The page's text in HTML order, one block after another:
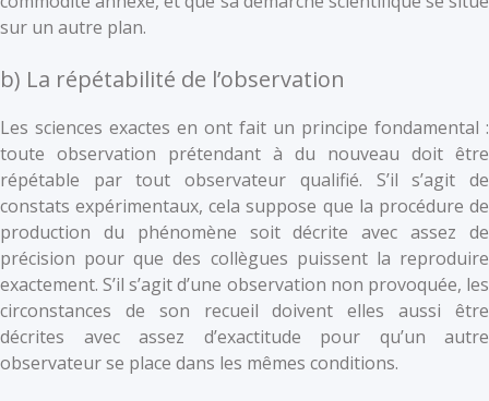
sur un autre plan.
b) La répétabilité de l’observation
Les sciences exactes en ont fait un principe fondamental :
toute observation prétendant à du nouveau doit être
répétable par tout observateur qualifié. S’il s’agit de
constats expérimentaux, cela suppose que la procédure de
production du phénomène soit décrite avec assez de
précision pour que des collègues puissent la reproduire
exactement. S’il s’agit d’une observation non provoquée, les
circonstances de son recueil doivent elles aussi être
décrites avec assez d’exactitude pour qu’un autre
observateur se place dans les mêmes conditions.